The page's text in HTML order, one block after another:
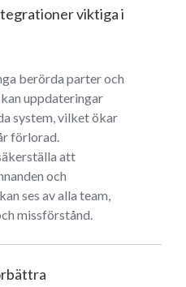
viktiga i
berörda parter och
uppdateringar
system, vilket ökar
förlorad.
att
och
ses av alla team,
missförstånd.